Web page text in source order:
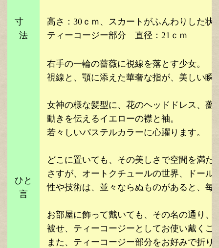
寸
法
高さ：30ｃｍ、スカートがふんわりした状
ティーコージー部分 直径：21ｃｍ
ひと
言
右手の一輪の薔薇に視線を落とす少女。
視線と、顎に添えた華奢な指が、美しい瞬
女神の様な髪型に、花のヘッドドレス、
動きを伝えるイエローの襟と袖。
若々しいパステルカラーに心躍ります。
どこに置いても、その美しさで空間を満た
さすが、オートクチュールの世界、ドー
性や技術は、並々ならぬものがあると、毎
お部屋に飾って戴いても、その名の通り
被せ、ティーコージーとしてお使い戴くこ
また、ティーコージー部分をお好みで折